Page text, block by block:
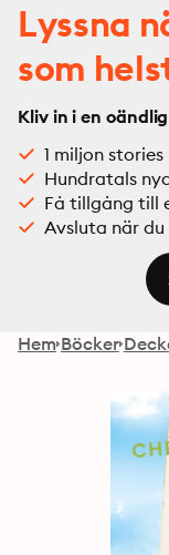
Lyssna
som
Kliv in i en
1 miljon stories
Hundratals
Få tillgång till
Avsluta när du
Hem Böcker